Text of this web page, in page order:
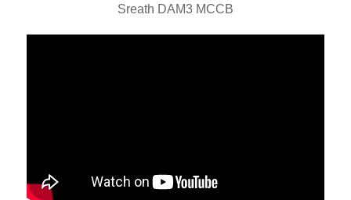
Sreath DAM3 MCCB